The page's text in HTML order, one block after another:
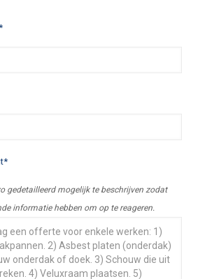
gedetailleerd mogelijk te beschrijven zodat
informatie hebben om op te reageren.